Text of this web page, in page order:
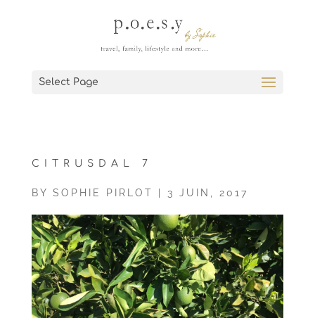
Select Page
CITRUSDAL 7
BY SOPHIE PIRLOT 3 JUIN, 2017